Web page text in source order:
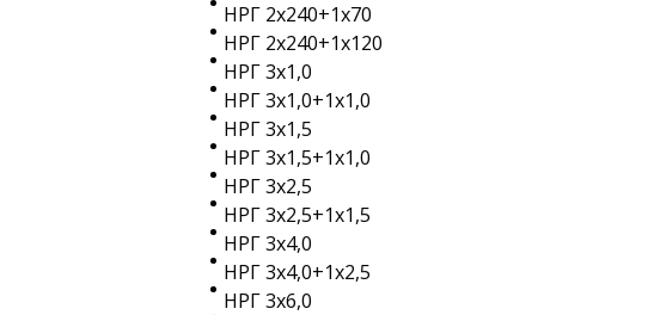
НРГ 2х240+1х70
НРГ 2х240+1х120
НРГ 3х1,0
НРГ 3х1,0+1х1,0
НРГ 3х1,5
НРГ 3х1,5+1х1,0
НРГ 3х2,5
НРГ 3х2,5+1х1,5
НРГ 3х4,0
НРГ 3х4,0+1х2,5
НРГ 3х6,0